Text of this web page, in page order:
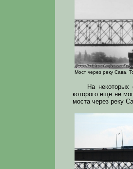
Мост через реку Сава.
На
которого еще не
моста через реку